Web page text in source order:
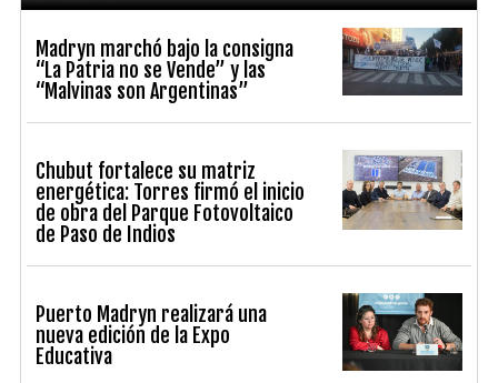
Madryn marchó bajo la consigna
“La Patria no se Vende” y las
“Malvinas son Argentinas”
Chubut fortalece su matriz
energética: Torres firmó el inicio
de obra del Parque Fotovoltaico
de Paso de Indios
Puerto Madryn realizará una
nueva edición de la Expo
Educativa